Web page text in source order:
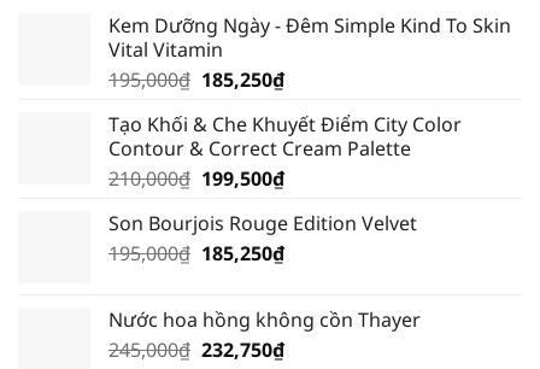
Kem Dưỡng Ngày - Đêm Simple Kind To Skin
Vital Vitamin
195,000₫ Giá
là:
195,000₫.
185,250₫Giá
tại
là:
185,250₫.
Tạo Khối & Che Khuyết Điểm City Color
Contour & Correct Cream Palette
210,000₫ Giá
là:
210,000₫.
199,500₫Giá
tại
là:
Son Bourjois Rouge Edition Velvet
195,000₫ Giá
195,000₫.
185,250₫Giá
là:
185,250₫.
Nước hoa hồng không cồn Thayer
245,000₫ Giá
232,750₫Giá